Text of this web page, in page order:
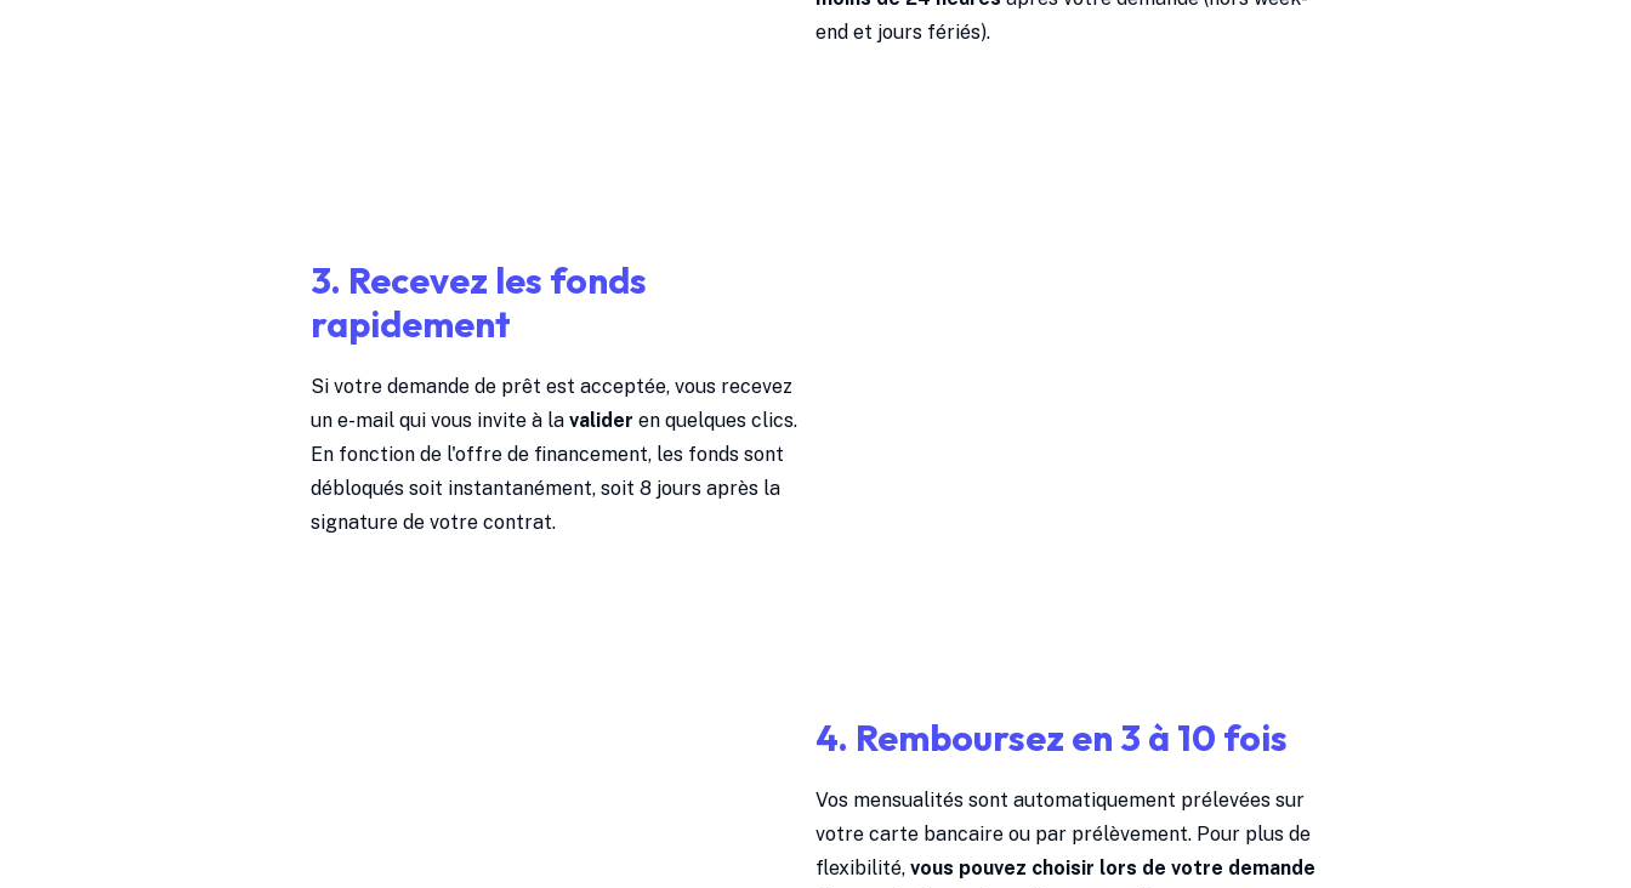
end et jours fériés).
3. Recevez les fonds
rapidement
Si votre demande de prêt est acceptée, vous recevez
un e-mail qui vous invite à la valider en quelques clics.
En fonction de l'offre de financement, les fonds sont
débloqués soit instantanément, soit 8 jours après la
signature de votre contrat.
4. Remboursez en 3 à 10 fois
Vos mensualités sont automatiquement prélevées sur
votre carte bancaire ou par prélèvement. Pour plus de
flexibilité, vous pouvez choisir lors de votre demande